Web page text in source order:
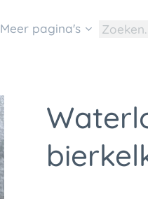
Meer pagina's